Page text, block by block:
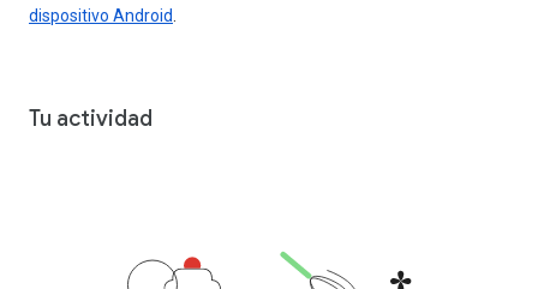
dispositivo Android
Tu actividad